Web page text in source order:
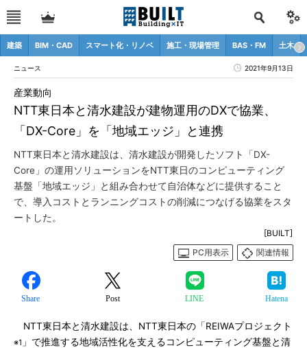
建築 BIM・CAD スマート化・リノベ 施工・現場管理 BAS・FM 土木
ニュース 2021年9月13日
NTT東日本と清水建設が建物運用のDXで協業、
「DX-Core」を「地域エッジ」と連携
産業動向
NTT東日本と清水建設は、清水建設が開発したソフト「DX-
Core」の運用ソリューションをNTT東日のコンピューティング
基盤「地域エッジ」と組み合わせて自治体などに提供すること
で、導入コストとランニングコストの削減につなげる協業をスタ
ートした。
[BUILT]
PC用表示
関連情報
Share Post LINE Hatena
NTT東日本と清水建設は、NTT東日本の「REIWAプロジェクト
※1 」で推進する地域活性化を支えるコンピューティング基盤と清